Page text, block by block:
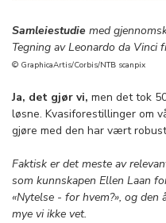
Samleiestudie med
Tegning av Leonardo da Vinci
© GraphicaArtis/Corbis/NTB scanpix
Ja, det gjør vi, men det tok
løsne. Kvasiforestillinger om
gjøre med den har vært
Faktisk er det meste av
som kunnskapen Ellen Laan
«Nytelse - for hvem?», og
mye vi ikke vet.